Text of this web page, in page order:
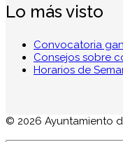
Lo más visto
Convocatoria
Consejos sobre
Horarios de
© 2026 Ayuntamiento